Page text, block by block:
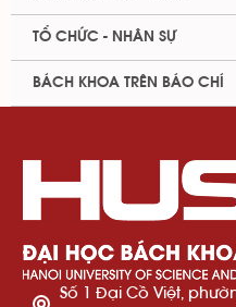
TỔ CHỨC - NHÂN SỰ
BÁCH KHOA TRÊN BÁO CHÍ
Số 1 Đại Cồ Việt,